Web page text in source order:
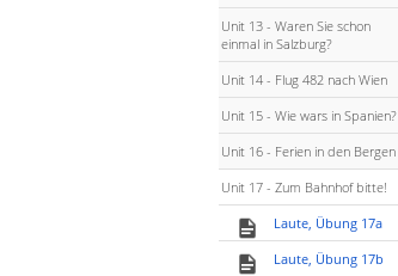
Unit 13 - Waren Sie schon
einmal in Salzburg?
Unit 14 - Flug 482 nach Wien
Unit 15 - Wie wars in Spanien?
Unit 16 - Ferien in den Bergen
Unit 17 - Zum Bahnhof bitte!
Laute, Übung 17a
Laute, Übung 17b